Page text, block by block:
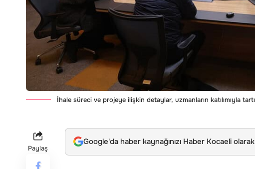
İhale süreci ve projeye ilişkin detaylar, uzmanların katılımıyla
Paylaş
Google'da haber kaynağınızı Haber Kocaeli